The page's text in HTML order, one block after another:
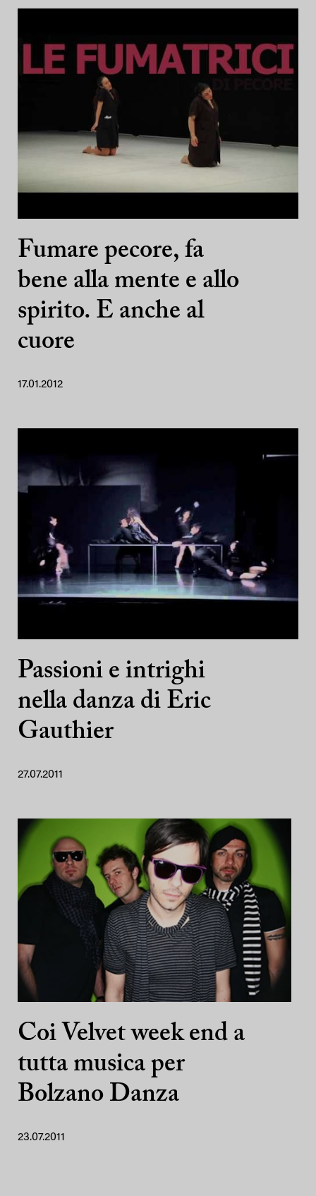
Fumare pecore, fa
bene alla mente e allo
spirito. E anche al
cuore
17.01.2012
Passioni e intrighi
nella danza di Eric
Gauthier
27.07.2011
Coi Velvet week end a
tutta musica per
Bolzano Danza
23.07.2011